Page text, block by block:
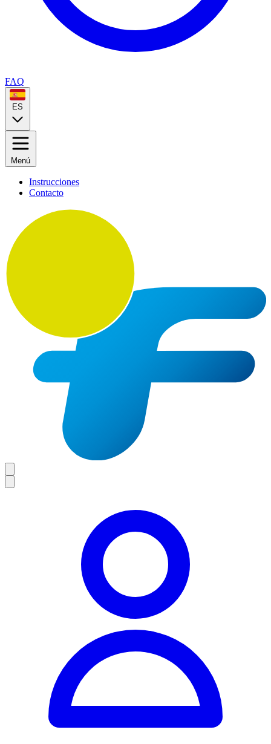
FAQ
ES
Menú
Instrucciones
Contacto